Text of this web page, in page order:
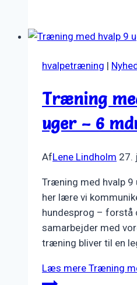
hvalpetræning |
Træning
uger – 6
AfLene Lindholm 27.
Træning med hvalp
her lære vi
hundesprog – forstå
samarbejder med
træning bliver til en
Læs mere Træning